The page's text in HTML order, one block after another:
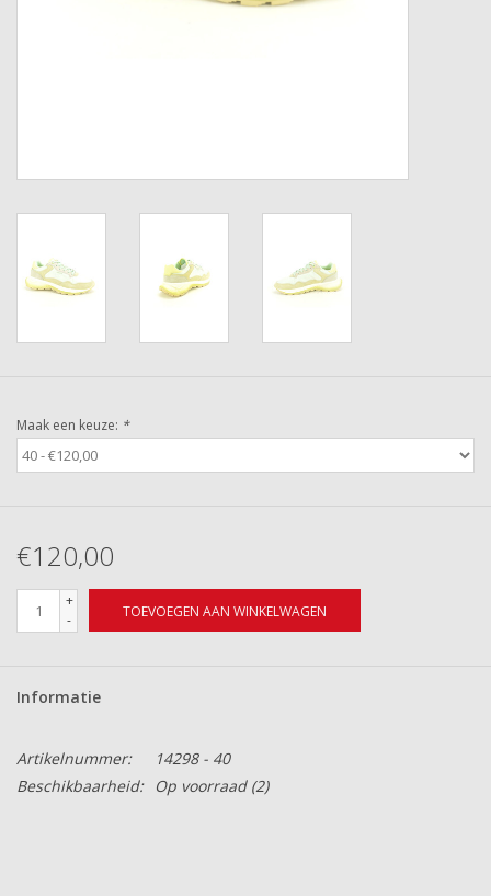
Maak een keuze: *
€120,00
+
-
TOEVOEGEN AAN WINKELWAGEN
Informatie
Artikelnummer:
14298 - 40
Beschikbaarheid:
Op voorraad(2)